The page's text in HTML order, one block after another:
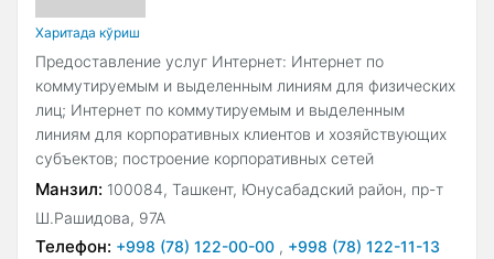
Xаритада кўриш
Предоставление услуг Интернет: Интернет по
коммутируемым и выделенным линиям для физических
лиц; Интернет по коммутируемым и выделенным
линиям для корпоративных клиентов и хозяйствующих
субъектов; построение корпоративных сетей
Манзил: 100084, Ташкент, Юнусабадский район, пр-т
Ш.Рашидова, 97А
Телефон: +998 (78) 122-00-00 , +998 (78) 122-11-13